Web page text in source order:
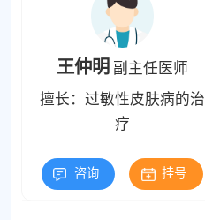
王仲明 副主任医师
擅长：过敏性皮肤病的治
疗
咨询 挂号